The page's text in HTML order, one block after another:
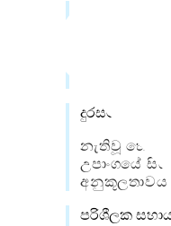
යෙදුම්
සේවකයින්ට
ඒවායේ
දුරස්ථ
නැතිවූ හෝ
උපාංගයේ
අනුකූලතාවය
පරිශීලක